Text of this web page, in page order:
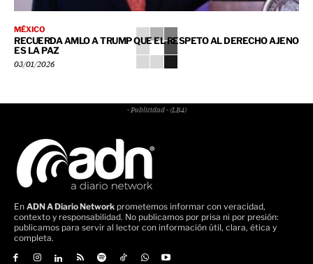
MÉXICO
RECUERDA AMLO A TRUMP QUE EL RESPETO AL DERECHO AJENO
ES LA PAZ
03/01/2026
- Publicidad - (LB4)
En ADN A Diario Network prometemos informar con veracidad,
contexto y responsabilidad. No publicamos por prisa ni por presión:
publicamos para servir al lector con información útil, clara, ética y
completa.